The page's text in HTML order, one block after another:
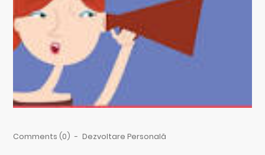
Comments (0) - Dezvoltare Personală